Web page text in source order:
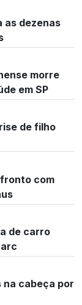
as dezenas
morre
em SP
de filho
com
de carro
na cabeça por